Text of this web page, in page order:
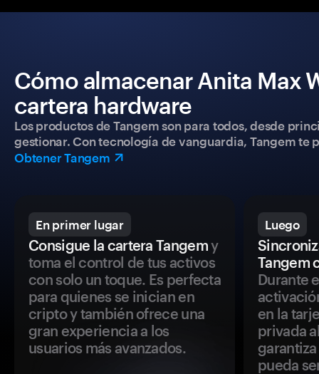
Cómo almacenar Anita Max
cartera hardware
Los productos de Tangem son para todos, desde
gestionar. Con tecnología de vanguardia, Tangem
Obtener Tangem
En primer lugar
Consigue la cartera Tangemy
toma el control de tus activos
con solo un toque. Es perfecta
para quienes se inician en
cripto y también ofrece una
gran experiencia a los
usuarios más avanzados.
Luego
Tangem
Durante
en la
privada
pueda